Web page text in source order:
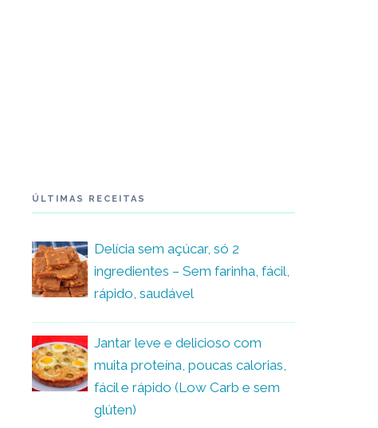
ÚLTIMAS RECEITAS
Delícia sem açúcar, só 2
ingredientes – Sem farinha, fácil,
rápido, saudável
Jantar leve e delicioso com
muita proteína, poucas calorias,
fácil e rápido (Low Carb e sem
glúten)